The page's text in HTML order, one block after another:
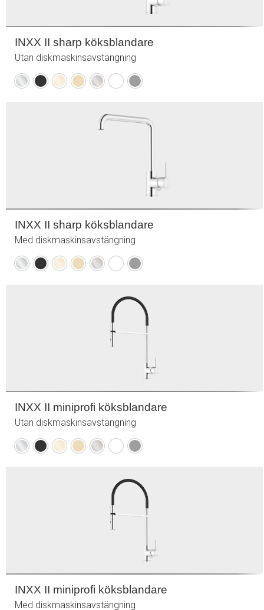
INXX II sharp köksblandare
Utan diskmaskinsavstängning
KromMattsvart
PoleradBorstadBorstadMattvitMattgrå
INXX II sharp köksblandare
Med diskmaskinsavstängning
KromMattsvart
PoleradBorstadBorstadMattvitMattgrå
INXX II miniprofi köksblandare
Utan diskmaskinsavstängning
KromMattsvart
PoleradBorstadBorstadMattvitMattgrå
INXX II miniprofi köksblandare
Med diskmaskinsavstängning